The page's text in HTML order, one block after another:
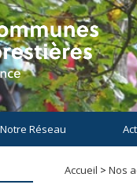
Notre Réseau
Accueil > Nos